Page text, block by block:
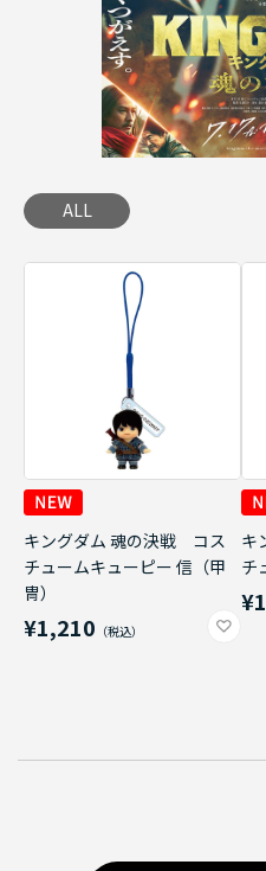
ALL
キングダム 魂の決戦 コス
チュームキューピー 信（甲
冑）
¥1,210
キ
チ